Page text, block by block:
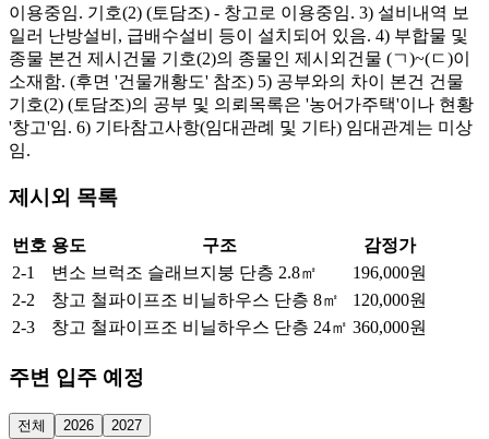
이용중임. 기호(2) (토담조) - 창고로 이용중임. 3) 설비내역 보
일러 난방설비, 급배수설비 등이 설치되어 있음. 4) 부합물 및
종물 본건 제시건물 기호(2)의 종물인 제시외건물 (ㄱ)~(ㄷ)이
소재함. (후면 '건물개황도' 참조) 5) 공부와의 차이 본건 건물
기호(2) (토담조)의 공부 및 의뢰목록은 '농어가주택'이나 현황
'창고'임. 6) 기타참고사항(임대관례 및 기타) 임대관계는 미상
임.
제시외 목록
번호 용도 구조
감정가
2-1
변소 브럭조 슬래브지붕 단층 2.8㎡
196,000원
2-2
창고 철파이프조 비닐하우스 단층 8㎡
120,000원
2-3
창고 철파이프조 비닐하우스 단층 24㎡ 360,000원
주변 입주 예정
전체 2026 2027